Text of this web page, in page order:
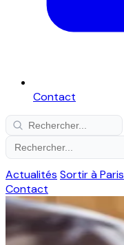
Contact
Actualités Sortir à Paris
Contact